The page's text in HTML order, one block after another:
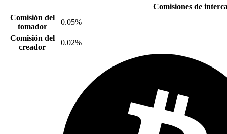
Comisiones de
Comisión del
tomador
0.05%
Comisión del
creador
0.02%